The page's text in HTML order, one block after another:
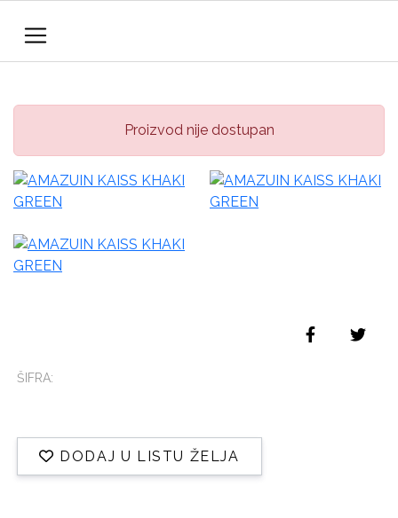
Proizvod nije dostupan
ŠIFRA:
DODAJ U LISTU ŽELJA